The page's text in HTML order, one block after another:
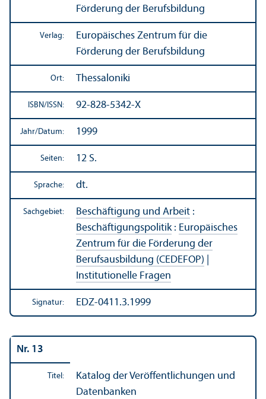
Förderung der Berufsbildung
Verlag:
Europäisches Zentrum für die
Förderung der Berufsbildung
Ort: Thessaloniki
ISBN/ISSN: 92-828-5342-X
Jahr/Datum: 1999
Seiten: 12 S.
Sprache: dt.
Sachgebiet: Beschäftigung und Arbeit :
Beschäftigungs­politik: Europäisches
Zentrum für die Förderung der
Berufsausbildung (CEDEFOP)
Institutionelle Fragen
Signatur: EDZ-0411.3.1999
Nr. 13
Titel:
Katalog der Veröffentlichungen und
Datenbanken